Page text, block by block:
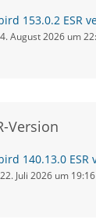
153.0.2 ESR
4. August 2026 um
Version
140.13.0
22. Juli 2026 um 19:16